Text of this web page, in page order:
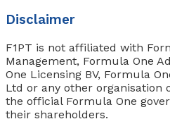
Disclaimer
F1PT is not affiliated with
Management, Formula One
One Licensing BV, Formula
Ltd or any other organisation
the official Formula One
their shareholders.